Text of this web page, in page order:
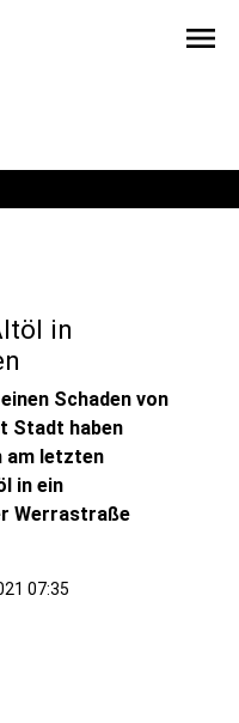
menu
in
Schaden von
Stadt haben
am letzten
in ein
Werrastraße
07:35